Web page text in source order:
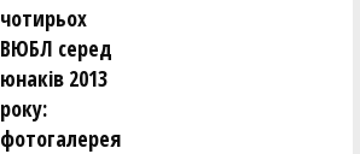
чотирьох
ВЮБЛ серед
юнаків 2013
року:
фотогалерея